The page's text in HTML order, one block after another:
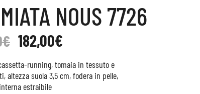
NOUS 7726
€ 182,00€
running, tomaia in tessuto e
altezza suola 3,5 cm, fodera in pelle,
estraibile